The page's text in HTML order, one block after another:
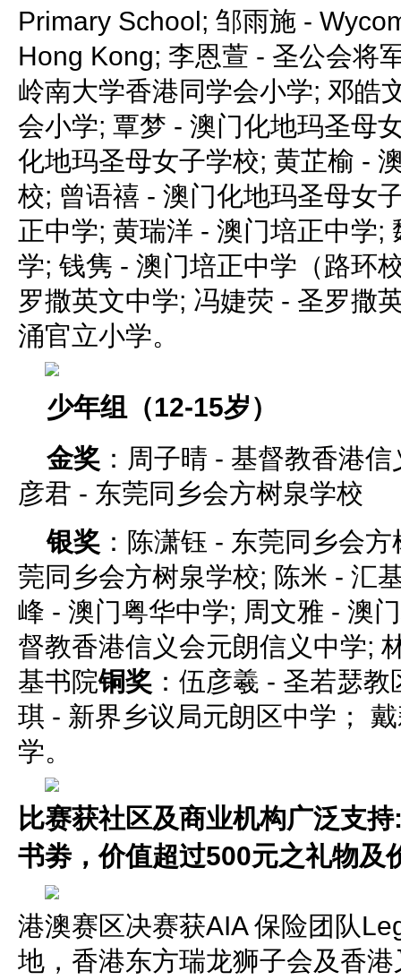
Primary School; 邹雨施 -
Hong Kong; 李恩萱 - 圣公会将
岭南大学香港同学会小学; 邓皓
会小学; 覃梦 - 澳门化地玛圣母
化地玛圣母女子学校; 黄芷榆 -
校; 曾语禧 - 澳门化地玛圣母女
正中学; 黄瑞洋 - 澳门培正中学;
学; 钱隽 - 澳门培正中学（路环
罗撒英文中学; 冯婕荧 - 圣罗撒
涌官立小学。
少年组（12-15岁）
金奖 ：周子晴 - 基督教香港
彦君 - 东莞同乡会方树泉学校
银奖 ：陈潇钰 - 东莞同乡会
莞同乡会方树泉学校; 陈米 - 汇
峰 - 澳门粤华中学; 周文雅 - 澳
督教香港信义会元朗信义中学;
基书院铜奖 ：伍彦羲 - 圣若瑟
琪 - 新界乡议局元朗区中学；
学。
比赛获社区及商业机构广泛支
书劵，价值超过500元之礼物及
港澳赛区决赛获AIA 保险团队
地，香港东方瑞龙狮子会及香